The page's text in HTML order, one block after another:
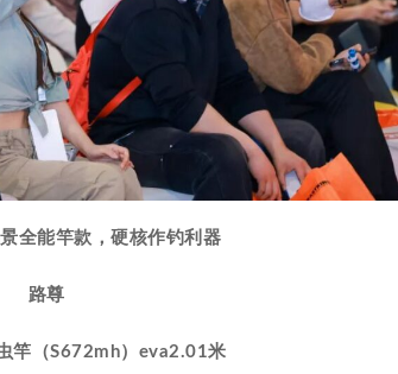
全能竿款，硬核作钓利器
路尊
竿（S672mh）eva2.01米